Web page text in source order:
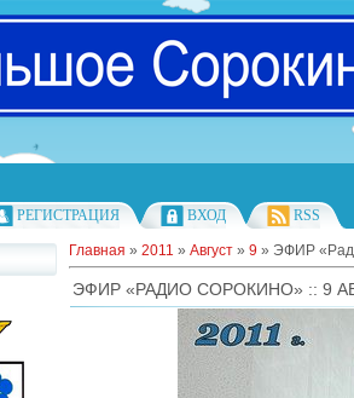
РЕГИСТРАЦИЯ ВХОД RSS
Главная » 2011 » Август » 9 » ЭФИР
ЭФИР «РАДИО СОРОКИНО» :: 9